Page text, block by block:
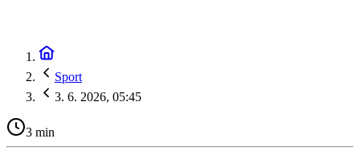
Sport
3. 6. 2026, 05:45
3 min